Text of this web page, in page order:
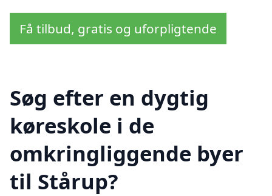
Få tilbud, gratis og uforpligtende
Søg efter en dygtig
køreskole i de
omkringliggende byer
til Stårup?